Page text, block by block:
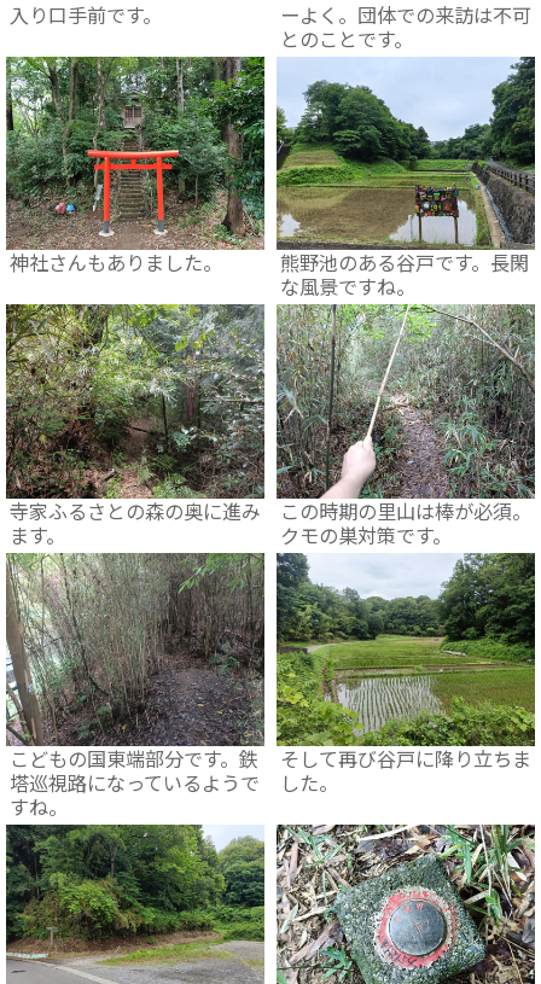
入り口手前です。
ーよく。団体での来訪は不可
とのことです。
神社さんもありました。
熊野池のある谷戸です。長閑
な風景ですね。
寺家ふるさとの森の奥に進み
ます。
この時期の里山は棒が必須。
クモの巣対策です。
こどもの国東端部分です。鉄
塔巡視路になっているようで
すね。
そして再び谷戸に降り立ちま
した。